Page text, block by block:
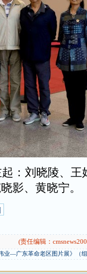
：刘晓陵、王
影、黄晓宁。
(责任编辑：
业—广东革命老区图片展》（